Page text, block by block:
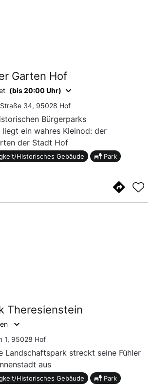
Garten Hof
(bis 20:00 Uhr)
34, 95028 Hof
Bürgerparks
liegt ein wahres Kleinod: der
der Stadt Hof
Historisches Gebäude Park
Theresienstein
1, 95028 Hof
Landschaftspark streckt seine Fühler
aus
Historisches Gebäude Park